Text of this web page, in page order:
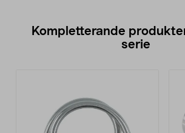
Kompletterande
serie